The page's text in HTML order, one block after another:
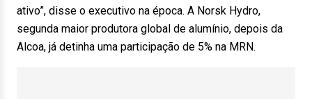
ativo”, disse o executivo na época. A Norsk Hydro,
segunda maior produtora global de alumínio, depois da
Alcoa, já detinha uma participação de 5% na MRN.